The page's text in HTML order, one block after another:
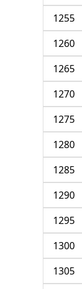
1255
1260
1265
1270
1275
1280
1285
1290
1295
1300
1305